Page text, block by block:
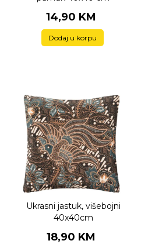
14,90 KM
Dodaj u korpu
Ukrasni jastuk, višebojni
40x40cm
18,90 KM